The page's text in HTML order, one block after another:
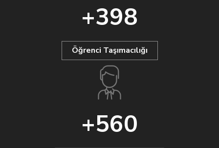
+398
Öğrenci Taşımacılığı
+560